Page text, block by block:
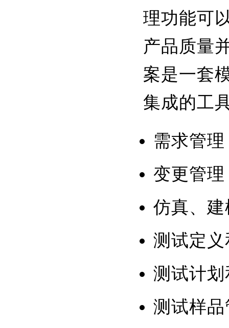
理功能可
产品质量
案是一套
集成的工
需求管理
变更管理
仿真、
测试定
测试计
测试样